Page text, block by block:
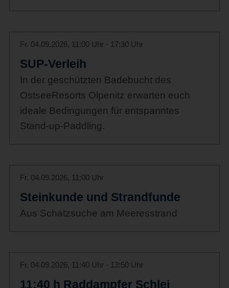
Fr. 04.09.2026, 11:00 Uhr - 17:30 Uhr
SUP-Verleih
In der geschützten Badebucht des
OstseeResorts Olpenitz erwarten euch
ideale Bedingungen für entspanntes
Stand-up-Paddling.
Fr. 04.09.2026, 11:00 Uhr
Steinkunde und Strandfunde
Aus Schatzsuche am Meeresstrand
Fr. 04.09.2026, 11:40 Uhr - 13:50 Uhr
11:40 h Raddampfer Schlei